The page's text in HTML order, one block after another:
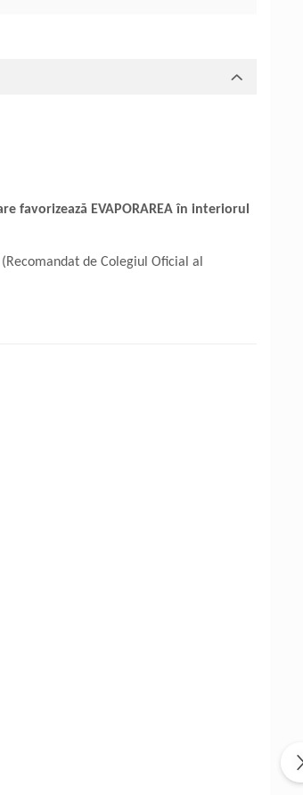
favorizează EVAPORAREA în interiorul
(Recomandat de Colegiul Oficial al